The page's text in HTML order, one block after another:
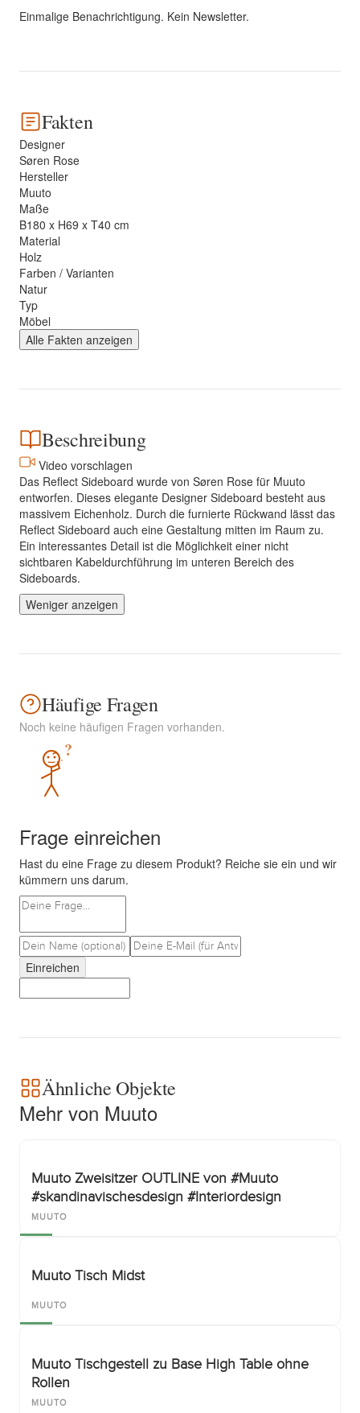
Einmalige Benachrichtigung. Kein Newsletter.
Fakten
Designer
Søren Rose
Hersteller
Muuto
Maße
B180 x H69 x T40 cm
Material
Holz
Farben / Varianten
Natur
Typ
Möbel
Alle Fakten anzeigen
Beschreibung
Video vorschlagen
Das Reflect Sideboard wurde von Søren Rose für Muuto
entworfen. Dieses elegante Designer Sideboard besteht aus
massivem Eichenholz. Durch die furnierte Rückwand lässt das
Reflect Sideboard auch eine Gestaltung mitten im Raum zu.
Ein interessantes Detail ist die Möglichkeit einer nicht
sichtbaren Kabeldurchführung im unteren Bereich des
Sideboards.
Weniger anzeigen
Häufige Fragen
Noch keine häufigen Fragen vorhanden.
?
Frage einreichen
Hast du eine Frage zu diesem Produkt? Reiche sie ein und wir
kümmern uns darum.
Einreichen
Ähnliche Objekte
Mehr von Muuto
Muuto Zweisitzer OUTLINE von #Muuto
#skandinavischesdesign #Interiordesign
MUUTO
Muuto Tisch Midst
MUUTO
Muuto Tischgestell zu Base High Table ohne
Rollen
MUUTO